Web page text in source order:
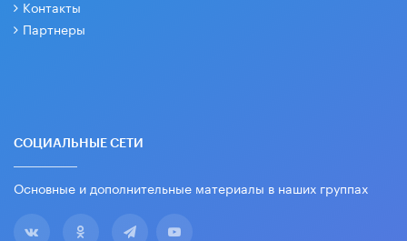
Контакты
Партнеры
СОЦИАЛЬНЫЕ СЕТИ
Основные и дополнительные материалы в наших группах